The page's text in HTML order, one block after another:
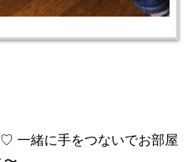
一緒に手をつないでお部屋